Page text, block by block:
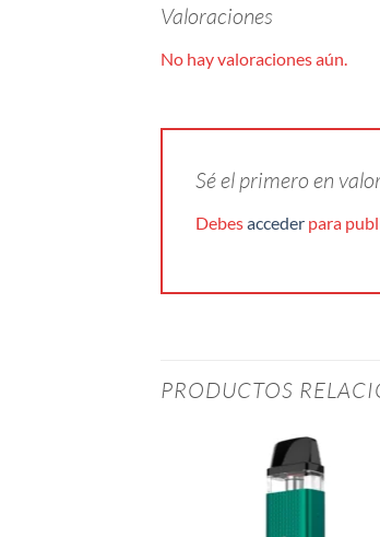
Valoraciones
No hay valoraciones aún.
Sé el primero en
Debesacceder para
PRODUCTOS